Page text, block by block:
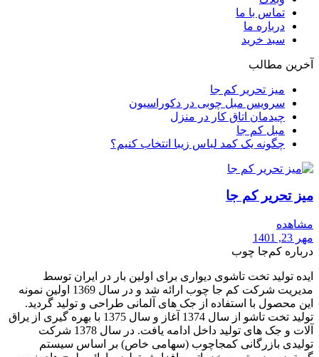
تماس با ما
درباره ما
سبد خرید
آخرین مطالب
میز تحریر کم جا
سرویس مبل چوبی در دکوراسیون
چیدمان اتاق کار در منزل
مبل کم جا
چگونه یک کمد لباس زیبا انتخاب کنیم؟
میز تحریر کم جا
مشاهده
مهر 23, 1401
درباره کم‌جا چوب
ایده تولید تخت تاشوی دیواری برای اولین بار در ایران توسط
مدیریت شرکت کم جا چوب ارائه شد و در سال 1369 اولین نمونه
این محصول با استفاده از جک های آلمانی طراحی و تولید گردید.
تولید تخت تاشو از سال 1374 آغاز و سال 1375 با بهره گیری از یراق
آلات و جک های تولید داخل ادامه یافت. در سال 1378 شرکت
تولیدی بازرگانی کمجاچوب (سهامی خاص) بر اساس سیستم